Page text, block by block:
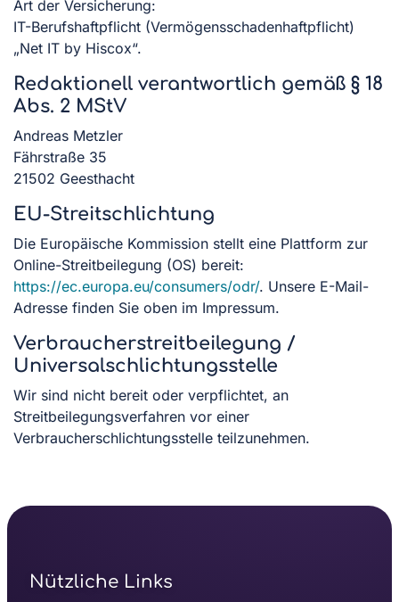
Art der Versicherung:
IT-Berufshaftpflicht (Vermögensschadenhaftpflicht)
„Net IT by Hiscox“.
Redaktionell verantwortlich gemäß § 18
Abs. 2 MStV
Andreas Metzler
Fährstraße 35
21502 Geesthacht
EU-Streitschlichtung
Die Europäische Kommission stellt eine Plattform zur
Online-Streitbeilegung (OS) bereit:
https://ec.europa.eu/consumers/odr/. Unsere E-Mail-
Adresse finden Sie oben im Impressum.
Verbraucherstreitbeilegung /
Universalschlichtungsstelle
Wir sind nicht bereit oder verpflichtet, an
Streitbeilegungsverfahren vor einer
Verbraucherschlichtungsstelle teilzunehmen.
Nützliche Links